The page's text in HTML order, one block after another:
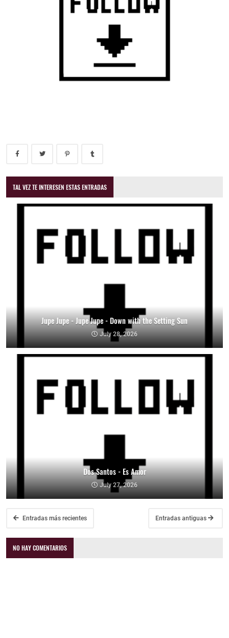
TAL VEZ TE INTERESEN ESTAS ENTRADAS
Jupe Jupe - Jupe Jupe - Down with the Setting Sun
July 28, 2026
Dos Santos - Es Amor
July 27, 2026
Entradas más recientes Entradas antiguas
NO HAY COMENTARIOS